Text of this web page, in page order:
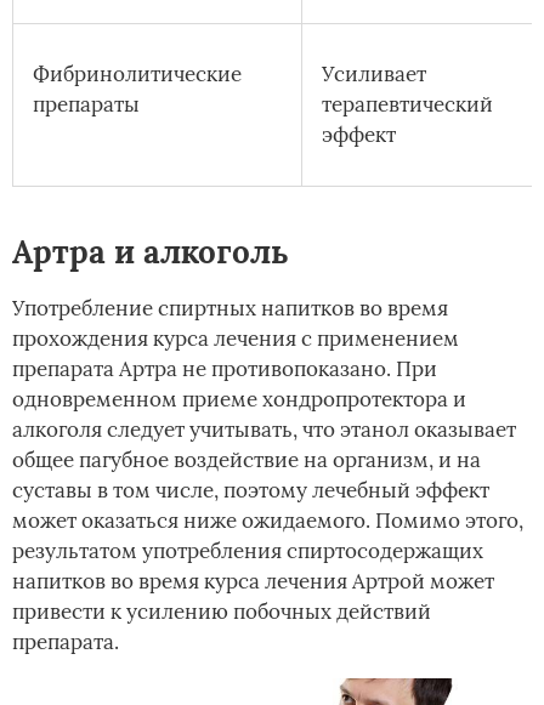
Фибринолитические
препараты
Усиливает
терапевтический
эффект
Артра и алкоголь
Употребление спиртных напитков во время
прохождения курса лечения с применением
препарата Артра не противопоказано. При
одновременном приеме хондропротектора и
алкоголя следует учитывать, что этанол оказывает
общее пагубное воздействие на организм, и на
суставы в том числе, поэтому лечебный эффект
может оказаться ниже ожидаемого. Помимо этого,
результатом употребления спиртосодержащих
напитков во время курса лечения Артрой может
привести к усилению побочных действий
препарата.